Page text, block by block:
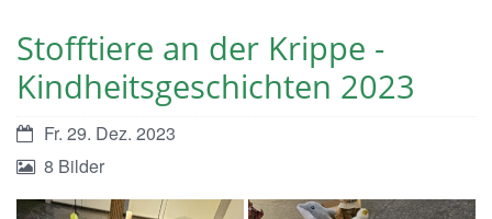
Stofftiere an der Krippe -
Kindheitsgeschichten 2023
Fr. 29. Dez. 2023
8 Bilder